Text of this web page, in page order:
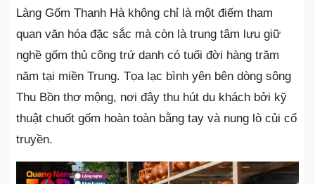
Làng Gốm Thanh Hà không chỉ là một điểm tham
quan văn hóa đặc sắc mà còn là trung tâm lưu giữ
nghề gốm thủ công trứ danh có tuổi đời hàng trăm
năm tại miền Trung. Tọa lạc bình yên bên dòng sông
Thu Bồn thơ mộng, nơi đây thu hút du khách bởi kỹ
thuật chuốt gốm hoàn toàn bằng tay và nung lò củi cổ
truyền.